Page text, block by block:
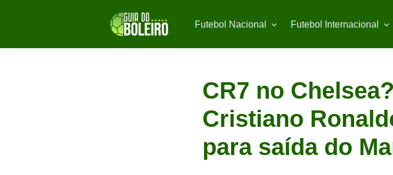
Futebol Nacional Futebol Internacional
CR7 no
Cristiano
para saída do